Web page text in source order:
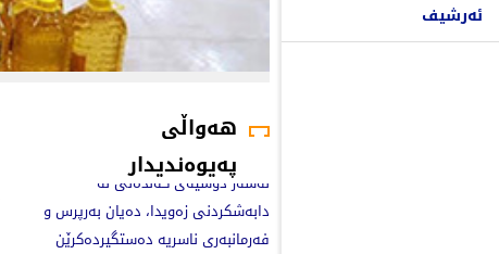
ئەرشیف
هەواڵی
پەیوەندیدار
لەسەر دۆسیەی گەندەڵی لە
دابەشکردنی زەویدا، دەیان بەرپرس و
فەرمانبەری ناسریە دەستگیردەکرێن